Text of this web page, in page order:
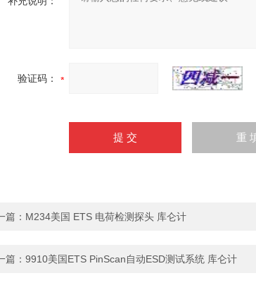
验证码：
篇： M234美国 ETS 电荷检测探头 库仑计
篇： 9910美国ETS PinScan自动ESD测试系统 库仑计